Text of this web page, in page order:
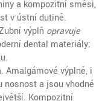
a kompozitní směsi,
v ústní dutině.
výplň opravuje
dental materiály;
Amalgámové výplně, i
nosnost a jsou vhodné
Kompozitní